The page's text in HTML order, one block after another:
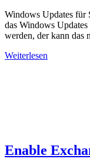
Windows Updates für
das Windows
werden, der kann das
Weiterlesen
Enable